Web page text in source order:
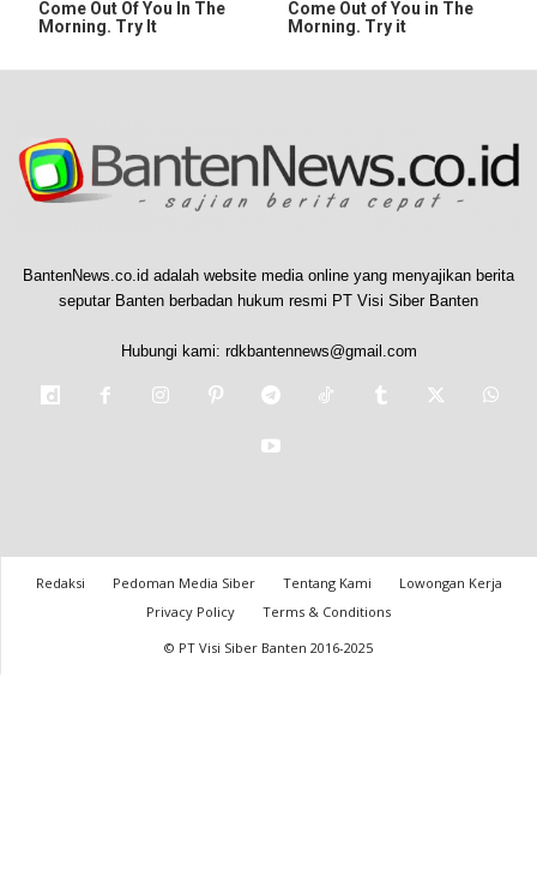
Come Out Of You In The
Morning. Try It
Come Out of You in The
Morning. Try it
BantenNews.co.id adalah website media online yang menyajikan berita
seputar Banten berbadan hukum resmi PT Visi Siber Banten
Hubungi kami: rdkbantennews@gmail.com
Redaksi Pedoman Media Siber Tentang Kami
Lowongan Kerja
Privacy Policy
Terms & Conditions
© PT Visi Siber Banten 2016-2025